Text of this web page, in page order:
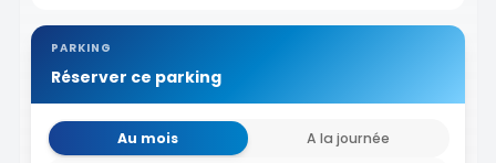
PARKING
Réserver ce parking
Au mois
A la journée